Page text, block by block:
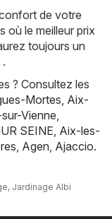
de votre
où le meilleur prix
toujours un
? Consultez les
Mortes Aix-
Vienne
SEINE Aix-les-
Agen Ajaccio.
Jardinage Albi